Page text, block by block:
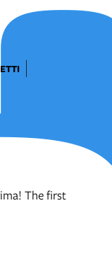
The first